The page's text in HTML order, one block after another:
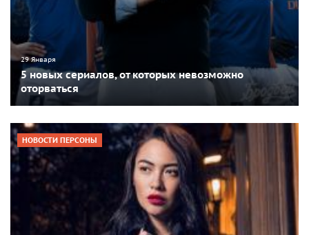
29 Января
5 новых сериалов, от которых невозможно
оторваться
НОВОСТИ ПЕРСОНЫ